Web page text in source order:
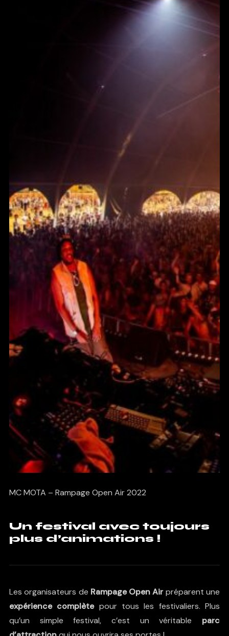
MC MOTA – Rampage Open Air 2022
Un festival avec toujours
plus d’animations !
Les organisateurs de Rampage Open Airpréparent une
expérience complètepour tous les festivaliers. Plus
qu’un simple festival, c’est un véritable parc